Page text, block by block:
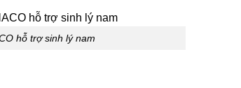
hỗ trợ sinh lý nam